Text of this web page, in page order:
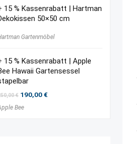
15 % Kassenrabatt | Hartman
50×50 cm
Gartenmöbel
15 % Kassenrabatt | Apple
Hawaii Gartensessel
€ Ursprünglicher
war:
190,00€Aktueller
Bee